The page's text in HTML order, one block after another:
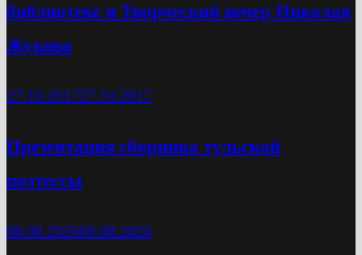
библиотеке и Творческий вечер Николая
Жукова
27.10.201727.10.2017
Презентация сборника тульской
поэтессы
08.08.202609.08.2026